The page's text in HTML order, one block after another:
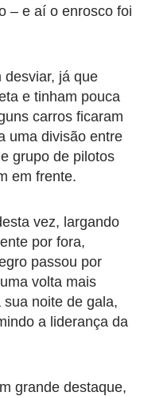
– e aí o enrosco foi
desviar, já que
e tinham pouca
carros ficaram
uma divisão entre
grupo de pilotos
em frente.
vez, largando
por fora,
passou por
volta mais
noite de gala,
a liderança da
grande destaque,